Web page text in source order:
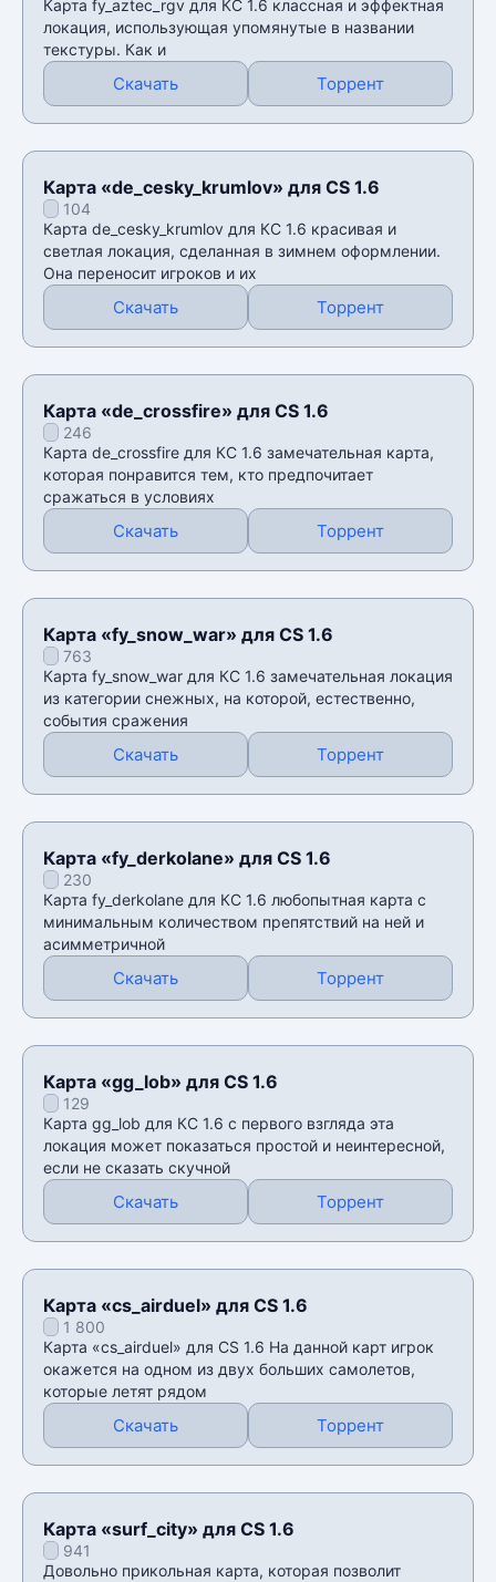
Карта fy_aztec_rgv для КС 1.6 классная и эффектная
локация, использующая упомянутые в названии
текстуры. Как и
Скачать Торрент
Карта «de_cesky_krumlov» для CS 1.6
104
Карта de_cesky_krumlov для КС 1.6 красивая и
светлая локация, сделанная в зимнем оформлении.
Она переносит игроков и их
Скачать Торрент
Карта «de_crossfire» для CS 1.6
246
Карта de_crossfire для КС 1.6 замечательная карта,
которая понравится тем, кто предпочитает
сражаться в условиях
Скачать Торрент
Карта «fy_snow_war» для CS 1.6
763
Карта fy_snow_war для КС 1.6 замечательная локация
из категории снежных, на которой, естественно,
события сражения
Скачать Торрент
Карта «fy_derkolane» для CS 1.6
230
Карта fy_derkolane для КС 1.6 любопытная карта с
минимальным количеством препятствий на ней и
асимметричной
Скачать Торрент
Карта «gg_lob» для CS 1.6
129
Карта gg_lob для КС 1.6 с первого взгляда эта
локация может показаться простой и неинтересной,
если не сказать скучной
Скачать Торрент
Карта «cs_airduel» для CS 1.6
1 800
Карта «cs_airduel» для CS 1.6 На данной карт игрок
окажется на одном из двух больших самолетов,
которые летят рядом
Скачать Торрент
Карта «surf_city» для CS 1.6
941
Довольно прикольная карта, которая позволит